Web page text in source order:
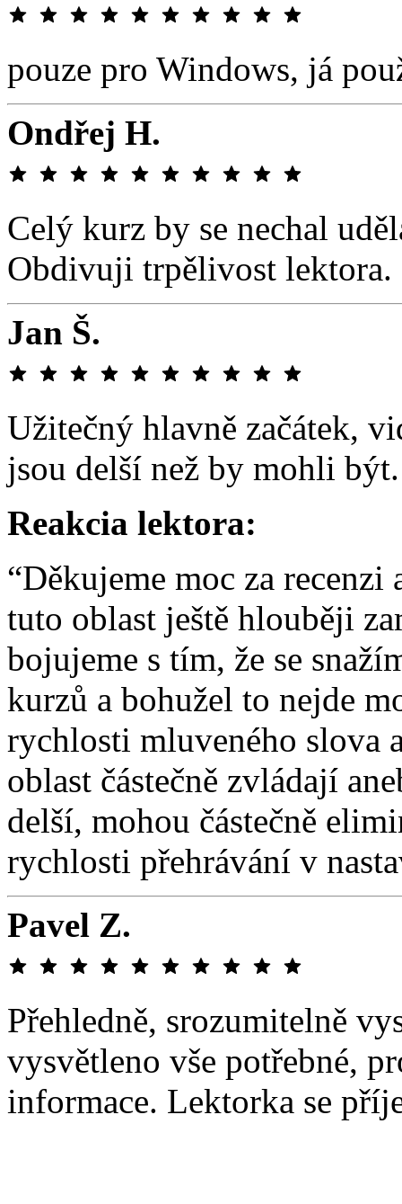
pouze pro Windows, já
Ondřej H.
Celý kurz by se nechal
Obdivuji trpělivost lektora.
Jan Š.
Užitečný hlavně začátek,
jsou delší než by mohli být.
Reakcia lektora:
“Děkujeme moc za
tuto oblast ještě hlouběji
bojujeme s tím, že se
kurzů a bohužel to nejde
rychlosti mluveného slova
oblast částečně zvládají
delší, mohou částečně
rychlosti přehrávání v
Pavel Z.
Přehledně, srozumitelně
vysvětleno vše potřebné,
informace. Lektorka se